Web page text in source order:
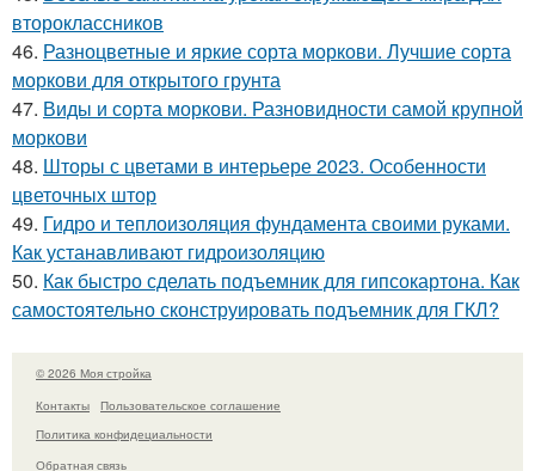
второклассников
46. Разноцветные и яркие сорта моркови. Лучшие сорта
моркови для открытого грунта
47. Виды и сорта моркови. Разновидности самой крупной
моркови
48. Шторы с цветами в интерьере 2023. Особенности
цветочных штор
49. Гидро и теплоизоляция фундамента своими руками.
Как устанавливают гидроизоляцию
50. Как быстро сделать подъемник для гипсокартона. Как
самостоятельно сконструировать подъемник для ГКЛ?
© 2026 Моя стройка
Контакты
Пользовательское соглашение
Политика конфидециальности
Обратная связь